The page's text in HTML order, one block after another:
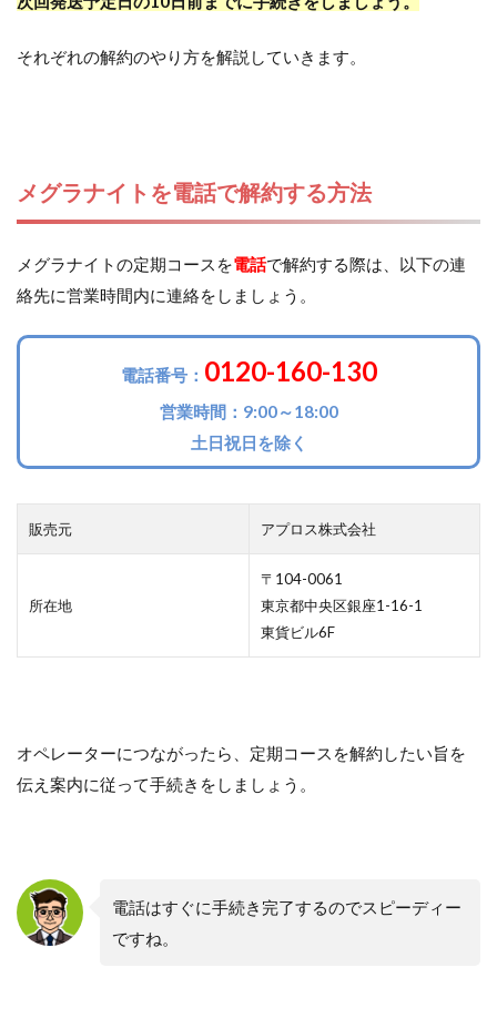
それぞれの解約のやり方を解説していきます。
メグラナイトを電話で解約する方法
メグラナイトの定期コースを電話で解約する際は、以下の連
絡先に営業時間内に連絡をしましょう。
電話番号： 0120-160-130
営業時間：9:00～18:00
土日祝日を除く
販売元 アプロス株式会社
所在地
〒104-0061
東京都中央区銀座1-16-1
東貨ビル6F
オペレーターにつながったら、定期コースを解約したい旨を
伝え案内に従って手続きをしましょう。
電話はすぐに手続き完了するのでスピーディー
ですね。